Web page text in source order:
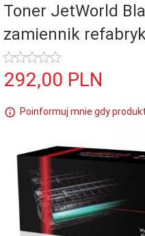
Toner JetWorld
zamiennik
292,00 PLN
Poinformuj mnie gdy